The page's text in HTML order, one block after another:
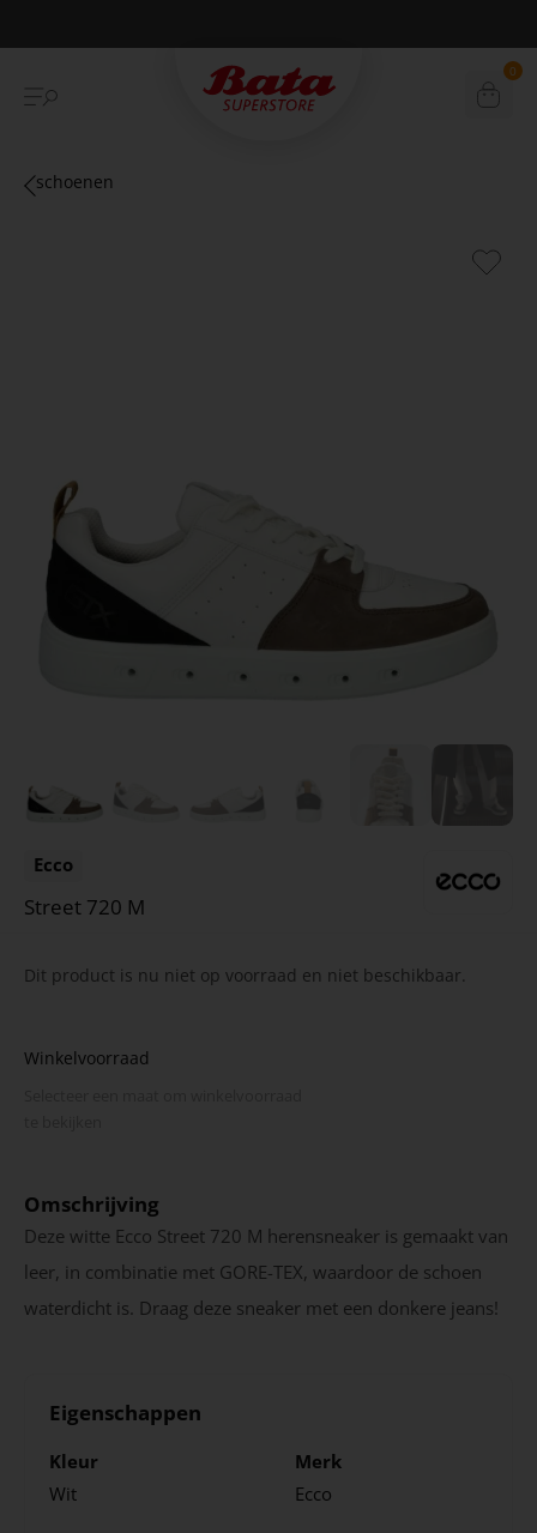
Betaal achteraf met Klarna 0
schoenen
Ecco
Street 720 M
Dit product is nu niet op voorraad en niet beschikbaar.
Winkelvoorraad
Omschrijving
Deze witte Ecco Street 720 M herensneaker is gemaakt van
leer, in combinatie met GORE-TEX, waardoor de schoen
waterdicht is. Draag deze sneaker met een donkere jeans!
Eigenschappen
Kleur
Wit
Merk
Ecco